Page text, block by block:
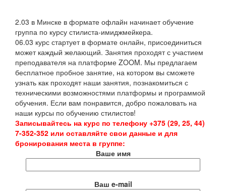
2.03 в Минске в формате офлайн начинает обучение
группа по курсу стилиста-имиджмейкера.
06.03 курс стартует в формате онлайн, присоединиться
может каждый желающий. Занятия проходят с участием
преподавателя на платформе ZOOM. Мы предлагаем
бесплатное пробное занятие, на котором вы сможете
узнать как проходят наши занятия, познакомиться с
техническими возможностями платформы и программой
обучения. Если вам понравится, добро пожаловать на
наши курсы по обучению стилистов!
Записывайтесь на курс по телефону +375 (29, 25, 44)
7-352-352 или оставляйте свои данные и для
бронирования места в группе:
Ваше имя
Ваш e-mail